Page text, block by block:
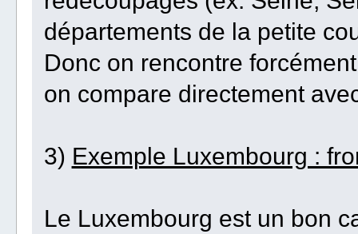
départements de la petite
Donc on rencontre
on compare directement
3) Exemple Luxembourg :
Le Luxembourg est un bon